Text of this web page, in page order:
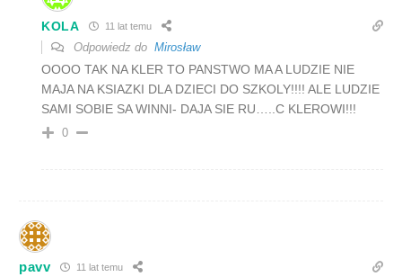
KOLA 11 lat temu
Odpowiedz do Mirosław
OOOO TAK NA KLER TO PANSTWO MA A LUDZIE NIE
MAJA NA KSIAZKI DLA DZIECI DO SZKOLY!!!! ALE LUDZIE
SAMI SOBIE SA WINNI- DAJA SIE RU…..C KLEROWI!!!
0
pavv 11 lat temu